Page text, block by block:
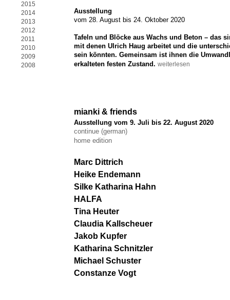
2015
2014
2013
2012
2011
2010
2009
2008
Ausstellung
vom 28. August bis 24. Oktober 2020
Tafeln und Blöcke aus Wachs und Beton – das
mit denen Ulrich Haug arbeitet und die
sein könnten. Gemeinsam ist ihnen die
erkalteten festen Zustand. weiterlesen
mianki & friends
Ausstellung vom 9. Juli bis 22. August 2020
continue (german)
home edition
Marc Dittrich
Heike Endemann
Silke Katharina Hahn
HALFA
Tina Heuter
Claudia Kallscheuer
Jakob Kupfer
Katharina Schnitzler
Michael Schuster
Constanze Vogt